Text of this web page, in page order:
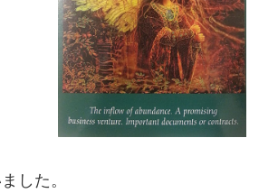
した。